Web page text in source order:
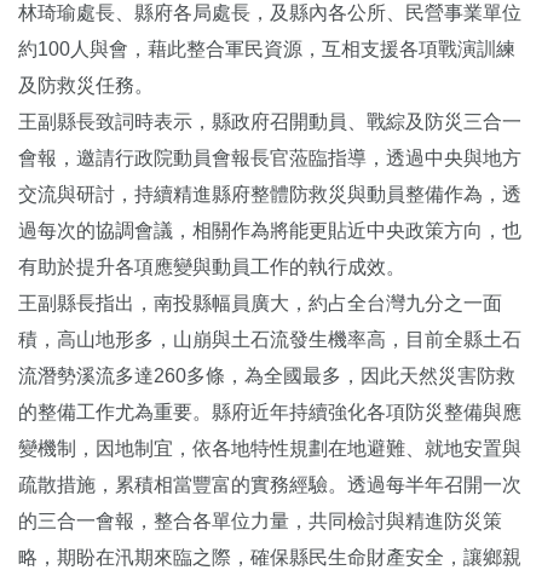
林琦瑜處長、縣府各局處長，及縣內各公所、民營事業單位
約100人與會，藉此整合軍民資源，互相支援各項戰演訓練
及防救災任務。
王副縣長致詞時表示，縣政府召開動員、戰綜及防災三合一
會報，邀請行政院動員會報長官蒞臨指導，透過中央與地方
交流與研討，持續精進縣府整體防救災與動員整備作為，透
過每次的協調會議，相關作為將能更貼近中央政策方向，也
有助於提升各項應變與動員工作的執行成效。
王副縣長指出，南投縣幅員廣大，約占全台灣九分之一面
積，高山地形多，山崩與土石流發生機率高，目前全縣土石
流潛勢溪流多達260多條，為全國最多，因此天然災害防救
的整備工作尤為重要。縣府近年持續強化各項防災整備與應
變機制，因地制宜，依各地特性規劃在地避難、就地安置與
疏散措施，累積相當豐富的實務經驗。透過每半年召開一次
的三合一會報，整合各單位力量，共同檢討與精進防災策
略，期盼在汛期來臨之際，確保縣民生命財產安全，讓鄉親